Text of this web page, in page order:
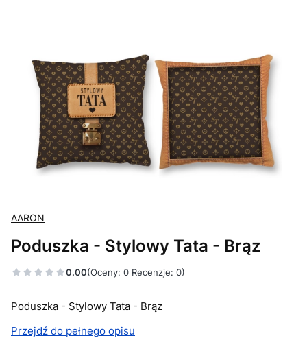
AARON
Poduszka - Stylowy Tata - Brąz
0.00(Oceny: 0 Recenzje: 0)
Poduszka - Stylowy Tata - Brąz
Przejdź do pełnego opisu